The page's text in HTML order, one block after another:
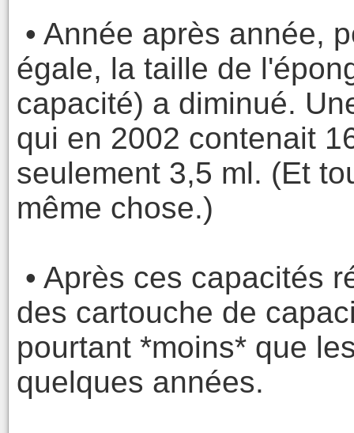
• Année après année,
égale, la taille de
capacité) a diminué.
qui en 2002 contenait
seulement 3,5 ml. (Et
même chose.)
• Après ces capacités
des cartouche de
pourtant *moins* que
quelques années.